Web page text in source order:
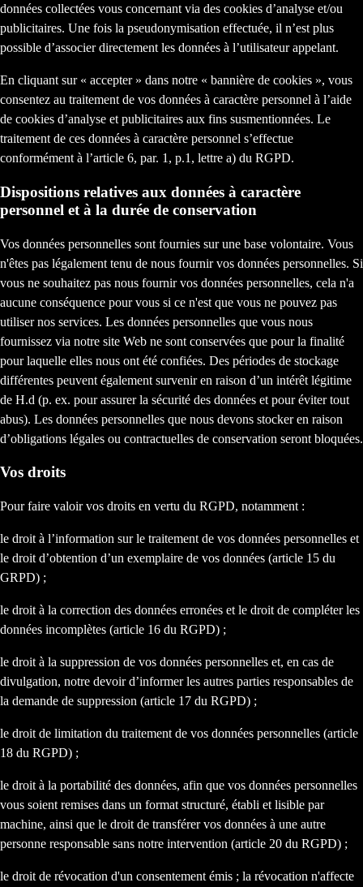
données collectées vous concernant via des cookies d’analyse et/ou
publicitaires. Une fois la pseudonymisation effectuée, il n’est plus
possible d’associer directement les données à l’utilisateur appelant.
En cliquant sur « accepter » dans notre « bannière de cookies », vous
consentez au traitement de vos données à caractère personnel à l’aide
de cookies d’analyse et publicitaires aux fins susmentionnées. Le
traitement de ces données à caractère personnel s’effectue
conformément à l’article 6, par. 1, p.1, lettre a) du RGPD.
Dispositions relatives aux données à caractère
personnel et à la durée de conservation
Vos données personnelles sont fournies sur une base volontaire. Vous
n'êtes pas légalement tenu de nous fournir vos données personnelles. Si
vous ne souhaitez pas nous fournir vos données personnelles, cela n'a
aucune conséquence pour vous si ce n'est que vous ne pouvez pas
utiliser nos services. Les données personnelles que vous nous
fournissez via notre site Web ne sont conservées que pour la finalité
pour laquelle elles nous ont été confiées. Des périodes de stockage
différentes peuvent également survenir en raison d’un intérêt légitime
de H.d (p. ex. pour assurer la sécurité des données et pour éviter tout
abus). Les données personnelles que nous devons stocker en raison
d’obligations légales ou contractuelles de conservation seront bloquées.
Vos droits
Pour faire valoir vos droits en vertu du RGPD, notamment :
le droit à l’information sur le traitement de vos données personnelles et
le droit d’obtention d’un exemplaire de vos données (article 15 du
GRPD) ;
le droit à la correction des données erronées et le droit de compléter les
données incomplètes (article 16 du RGPD) ;
le droit à la suppression de vos données personnelles et, en cas de
divulgation, notre devoir d’informer les autres parties responsables de
la demande de suppression (article 17 du RGPD) ;
le droit de limitation du traitement de vos données personnelles (article
18 du RGPD) ;
le droit à la portabilité des données, afin que vos données personnelles
vous soient remises dans un format structuré, établi et lisible par
machine, ainsi que le droit de transférer vos données à une autre
personne responsable sans notre intervention (article 20 du RGPD) ;
le droit de révocation d'un consentement émis ; la révocation n'affecte